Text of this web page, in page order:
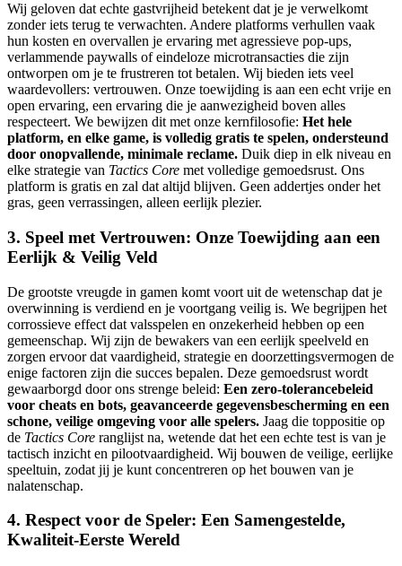
Wij geloven dat echte gastvrijheid betekent dat je je verwelkomt
zonder iets terug te verwachten. Andere platforms verhullen vaak
hun kosten en overvallen je ervaring met agressieve pop-ups,
verlammende paywalls of eindeloze microtransacties die zijn
ontworpen om je te frustreren tot betalen. Wij bieden iets veel
waardevollers: vertrouwen. Onze toewijding is aan een echt vrije en
open ervaring, een ervaring die je aanwezigheid boven alles
respecteert. We bewijzen dit met onze kernfilosofie: Het hele
platform, en elke game, is volledig gratis te spelen, ondersteund
door onopvallende, minimale reclame. Duik diep in elk niveau en
elke strategie van Tactics Core met volledige gemoedsrust. Ons
platform is gratis en zal dat altijd blijven. Geen addertjes onder het
gras, geen verrassingen, alleen eerlijk plezier.
3. Speel met Vertrouwen: Onze Toewijding aan een
Eerlijk & Veilig Veld
De grootste vreugde in gamen komt voort uit de wetenschap dat je
overwinning is verdiend en je voortgang veilig is. We begrijpen het
corrossieve effect dat valsspelen en onzekerheid hebben op een
gemeenschap. Wij zijn de bewakers van een eerlijk speelveld en
zorgen ervoor dat vaardigheid, strategie en doorzettingsvermogen de
enige factoren zijn die succes bepalen. Deze gemoedsrust wordt
gewaarborgd door ons strenge beleid: Een zero-tolerancebeleid
voor cheats en bots, geavanceerde gegevensbescherming en een
schone, veilige omgeving voor alle spelers. Jaag die toppositie op
de Tactics Core ranglijst na, wetende dat het een echte test is van je
tactisch inzicht en pilootvaardigheid. Wij bouwen de veilige, eerlijke
speeltuin, zodat jij je kunt concentreren op het bouwen van je
nalatenschap.
4. Respect voor de Speler: Een Samengestelde,
Kwaliteit-Eerste Wereld